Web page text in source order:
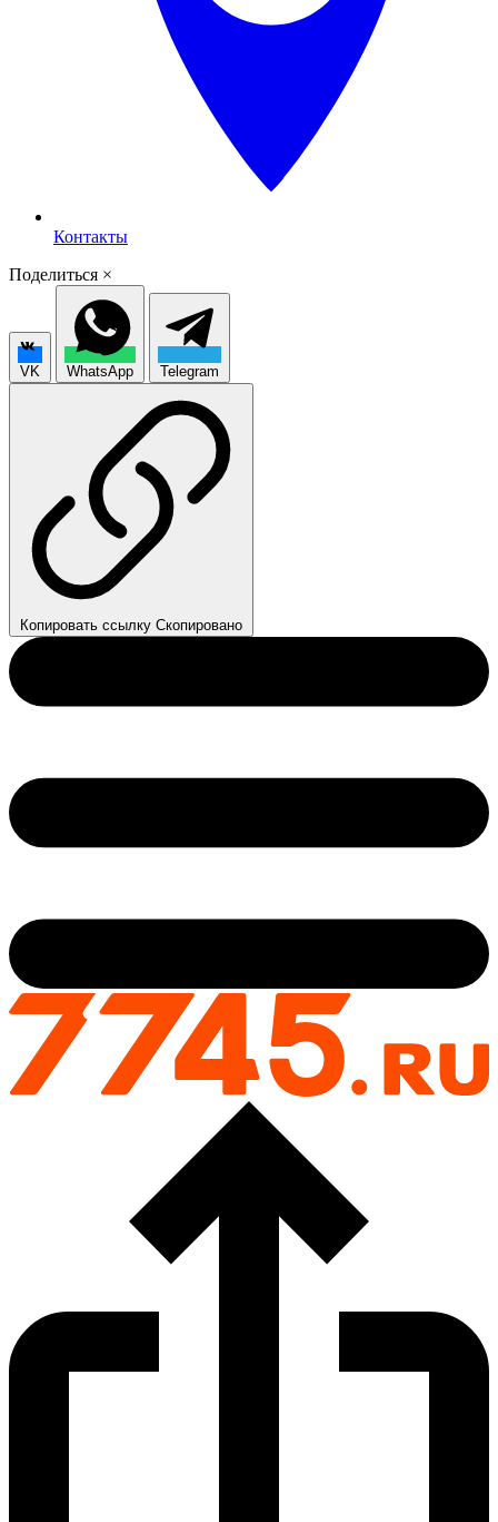
Контакты
Поделиться ×
VK WhatsApp Telegram
Копировать ссылку Скопировано